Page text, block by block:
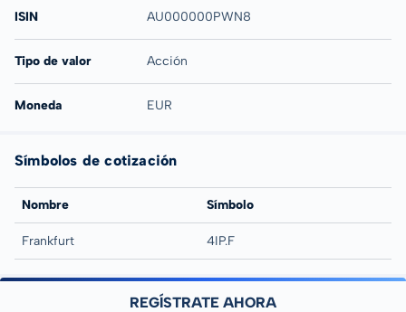
ISIN AU000000PWN8
Tipo de valor Acción
Moneda EUR
Símbolos de cotización
Nombre Símbolo
Frankfurt 4IP.F
REGÍSTRATE AHORA